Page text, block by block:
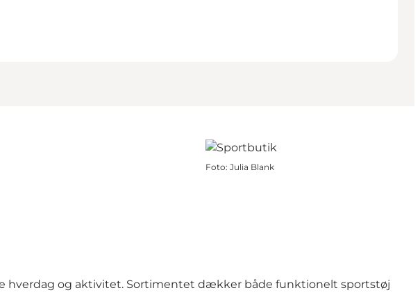
Foto: Julia Blank
hverdag og aktivitet. Sortimentet dækker både funktionelt sportstøj